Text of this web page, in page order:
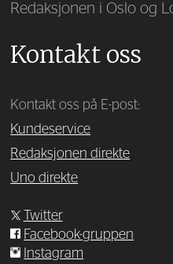
Redaksjonen i Oslo og
Kontakt oss
Kontakt oss på E-post:
Kundeservice
Redaksjonen direkte
Uno direkte
Twitter
Facebook-gruppen
Instagram